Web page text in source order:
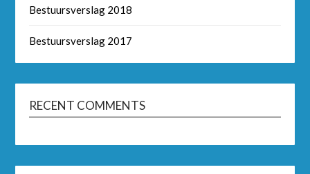
Bestuursverslag 2018
Bestuursverslag 2017
RECENT COMMENTS